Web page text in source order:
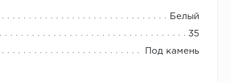
Белый
35
Под камень